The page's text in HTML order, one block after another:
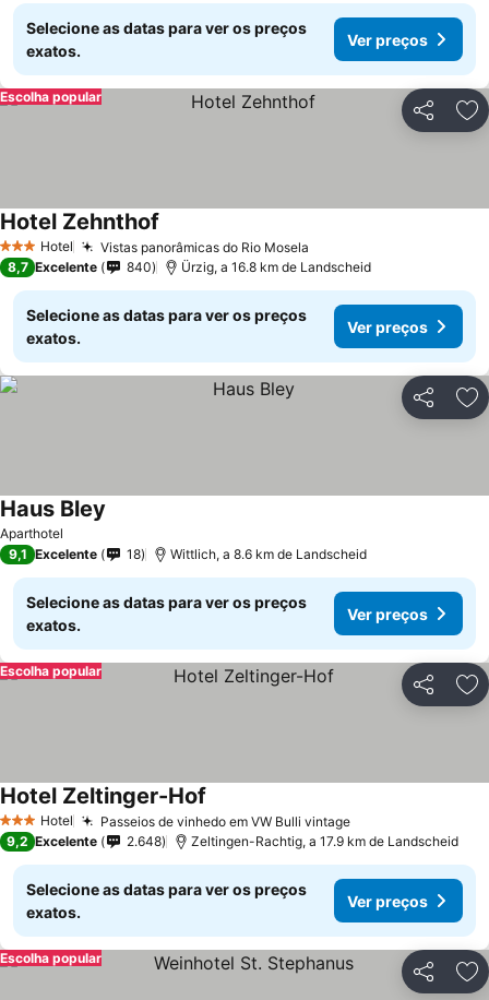
Selecione as datas para ver os preços
exatos.
Ver preços
Partilhar
Escolha popular
3 EstrelasHotel Vistas panorâmicas do Rio Mosela
Hotel Zehnthof
8,7 Excelente 840 Ürzig, a 16.8 km de Landscheid
Selecione as datas para ver os preços
exatos.
Ver preços
Partilhar
Aparthotel
Haus Bley
9,1 Excelente 18 Wittlich, a 8.6 km de Landscheid
Selecione as datas para ver os preços
exatos.
Ver preços
Partilhar
Escolha popular
3 EstrelasHotel Passeios de vinhedo em VW Bulli vintage
Hotel Zeltinger-Hof
9,2 Excelente 2.648 Zeltingen-Rachtig, a 17.9 km de Landscheid
Selecione as datas para ver os preços
exatos.
Ver preços
Partilhar
Escolha popular